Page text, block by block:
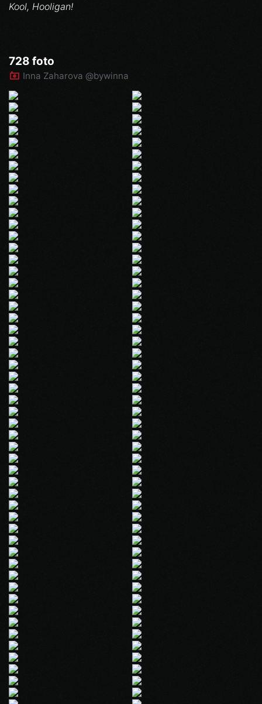
Kool, Hooligan!
728 foto
Inna Zaharova @bywinna